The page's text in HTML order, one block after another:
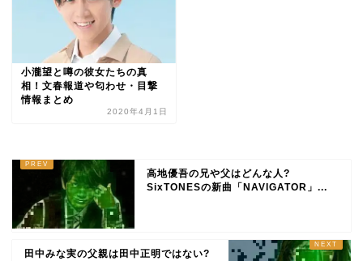
小瀧望と噂の彼女たちの真
相！文春報道や匂わせ・目撃
情報まとめ
2020年4月1日
高地優吾の兄や父はどんな人?
SixTONESの新曲「NAVIGATOR」...
田中みな実の父親は田中正明ではない?